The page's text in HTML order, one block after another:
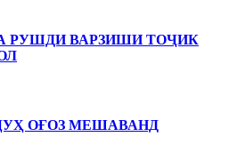
РУШДИ ВАРЗИШИ ТОҶИК
ОҒОЗ МЕШАВАНД